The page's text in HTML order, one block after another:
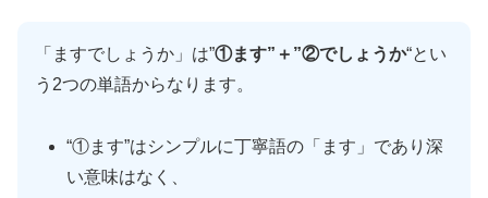
「ますでしょうか」は”①ます”＋”②でしょうか“とい
う2つの単語からなります。
“①ます”はシンプルに丁寧語の「ます」であり深
い意味はなく、